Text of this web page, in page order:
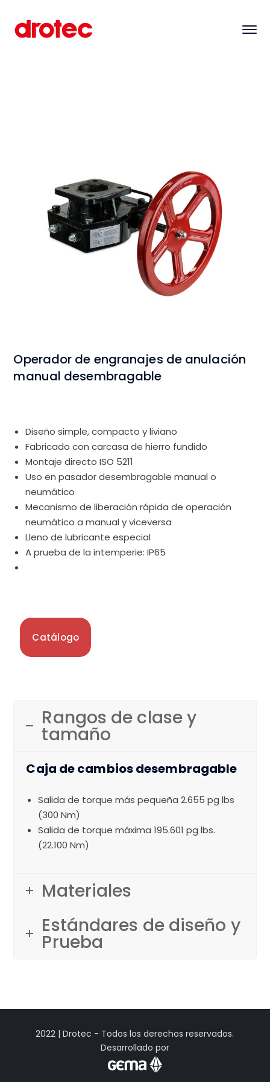
Operador de engranajes de anulación
manual desembragable
Diseño simple, compacto y liviano
Fabricado con carcasa de hierro fundido
Montaje directo ISO 5211
Uso en pasador desembragable manual o
neumático
Mecanismo de liberación rápida de operación
neumático a manual y viceversa
Lleno de lubricante especial
A prueba de la intemperie: IP65
Catálogo
Rangos de clase y
tamaño
Caja de cambios desembragable
Salida de torque más pequeña 2.655 pg lbs
(300 Nm)
Salida de torque máxima 195.601 pg lbs.
(22.100 Nm)
Materiales
Estándares de diseño y
Prueba
2022 | Drotec - Todos los derechos reservados.
Desarrollado por